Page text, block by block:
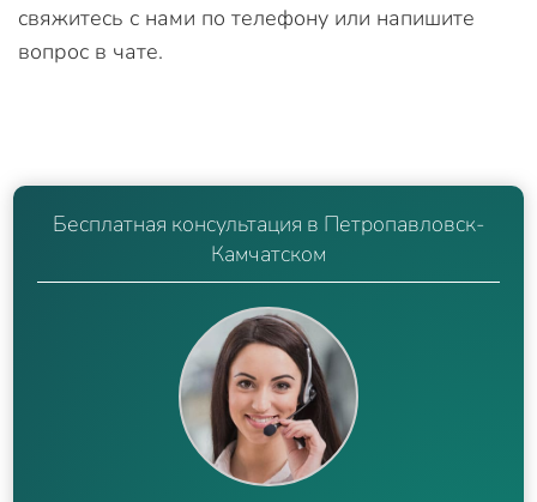
свяжитесь с нами по телефону или напишите
вопрос в чате.
Бесплатная консультация в Петропавловск-
Камчатском